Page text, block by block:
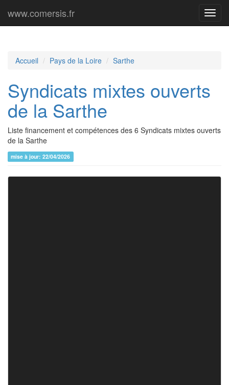
Menu
www.comersis.fr
Accueil Pays de la Loire Sarthe
Syndicats mixtes ouverts
de la Sarthe
Liste financement et compétences des 6 Syndicats mixtes ouverts
de la Sarthe
mise à jour: 22/04/2026